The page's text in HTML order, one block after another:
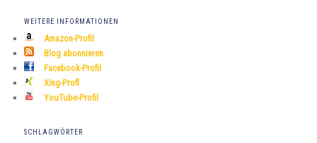
WEITERE INFORMATIONEN
Amazon-Profil
Blog abonnieren
Facebook-Profil
Xing-Profl
YouTube-Profil
SCHLAGWÖRTER